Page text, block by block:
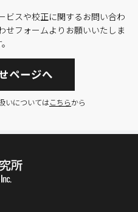
ビスや校正に関するお問い合わ
せフォームよりお願いいたしま
ページへ
いについてはこちらから